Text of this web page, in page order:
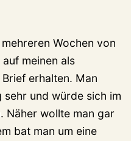
Wochen von
meinen als
erhalten. Man
sehr und würde sich im
Näher wollte man gar
bat man um eine